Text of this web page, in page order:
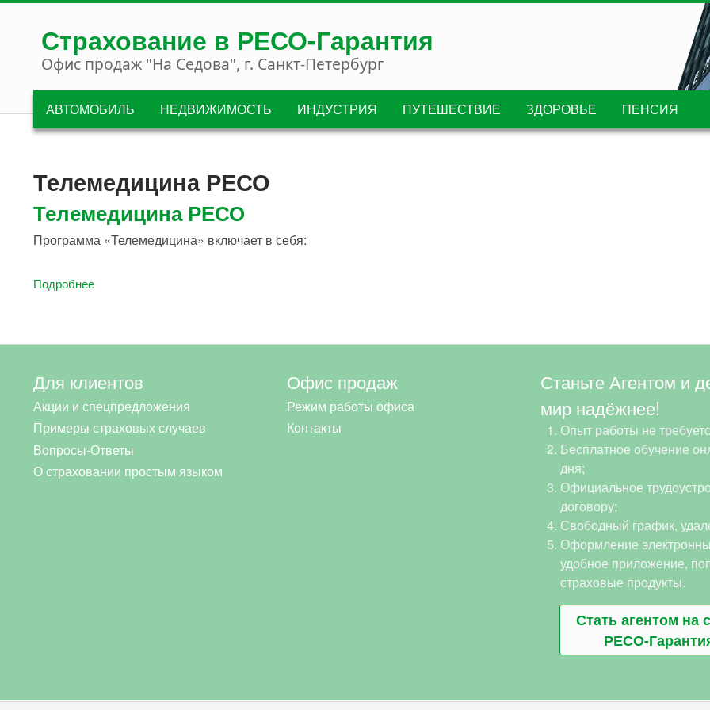
Перейти к основному содержанию
Страхование в РЕСО-Гарантия
Офис продаж "На Седова", г. Санкт-Петербург
АВТОМОБИЛЬ НЕДВИЖИМОСТЬ ИНДУСТРИЯ ПУТЕШЕСТВИЕ ЗДОРОВЬЕ ПЕНСИЯ
Телемедицина РЕСО
Телемедицина РЕСО
Программа «Телемедицина» включает в себя:
Подробнее
Для клиентов
Акции и спецпредложения
Примеры страховых случаев
Вопросы-Ответы
О страховании простым языком
Офис продаж
Режим работы офиса
Контакты
Станьте Агентом и
мир надёжнее!
Опыт работы не
Бесплатное обучение
дня;
Официальное
договору;
Свободный график,
Оформление
удобное приложение,
страховые продукты.
Стать агентом на
РЕСО-